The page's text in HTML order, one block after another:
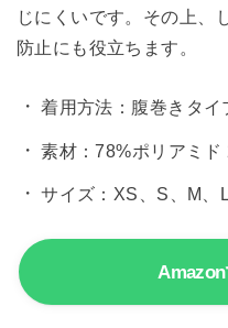
じにくいです。その上、
防止にも役立ちます。
着用方法：腹巻きタイ
素材：78%ポリアミド
サイズ：XS、S、M、